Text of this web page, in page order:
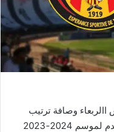
وصافة ترتيب
بطولة الرابطة المحترفة االولى لكرة القدم لموسم 2024-2023